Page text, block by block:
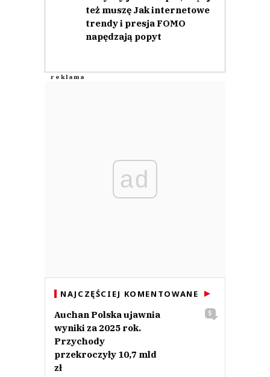
też muszę Jak internetowe
trendy i presja FOMO
napędzają popyt
ad
NAJCZĘŚCIEJ KOMENTOWANE
Auchan Polska ujawnia
wyniki za 2025 rok.
Przychody
przekroczyły 10,7 mld
zł
5